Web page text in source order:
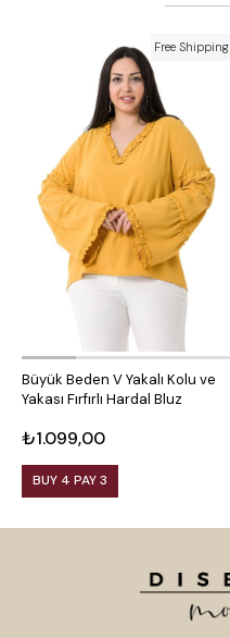
Büyük Beden V Yakalı Kolu ve
Yakası Fırfırlı Hardal Bluz
₺1.099,00
BUY 4 PAY 3
Free Shipping